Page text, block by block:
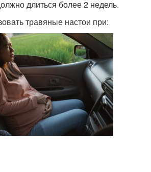
длиться более 2 недель.
травяные настои при: